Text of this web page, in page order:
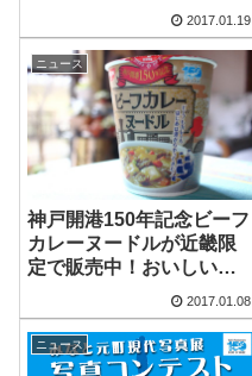
2017.01.19
ニュース
神戸開港150年記念ビーフ
カレーヌードルが近畿限
定で販売中！おいしいで
2017.01.08
ニュース